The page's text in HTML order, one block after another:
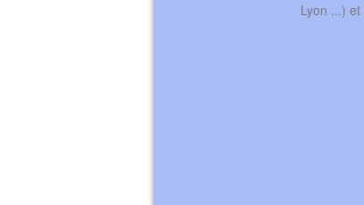
Lyon ...)